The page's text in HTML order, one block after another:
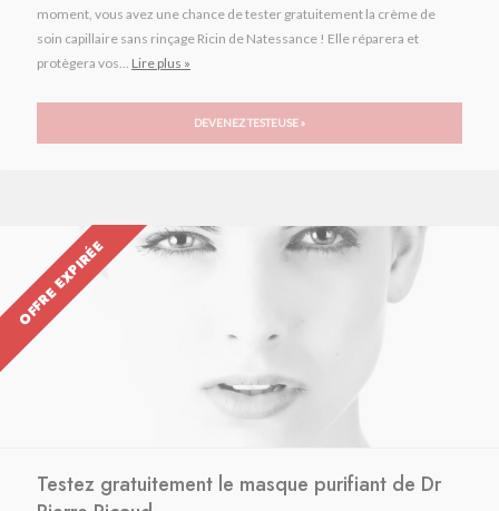
moment, vous avez une chance de tester gratuitement la crème de
soin capillaire sans rinçage Ricin de Natessance ! Elle réparera et
protègera vos... Lire plus »
DEVENEZ TESTEUSE »
OFFRE EXPIRÉE
Testez gratuitement le masque purifiant de Dr